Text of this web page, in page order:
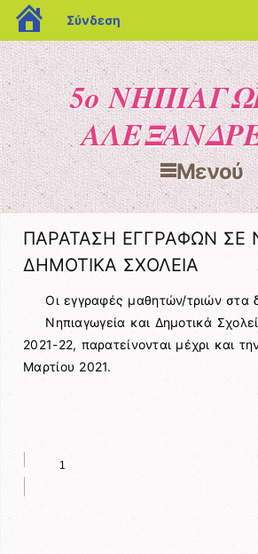
blogs.sch.gr
Σύνδεση
5ο
Μενού
Μετάβαση στο περιεχόμενο
ΠΑΡΑΤΑΣΗ ΕΓΓΡΑΦΩΝ ΣΕ
ΔΗΜΟΤΙΚΑ ΣΧΟΛΕΙΑ
Οι εγγραφές μαθητών/τριών στα
Νηπιαγωγεία και Δημοτικά
2021-22, παρατείνονται μέχρι και
Μαρτίου 2021.